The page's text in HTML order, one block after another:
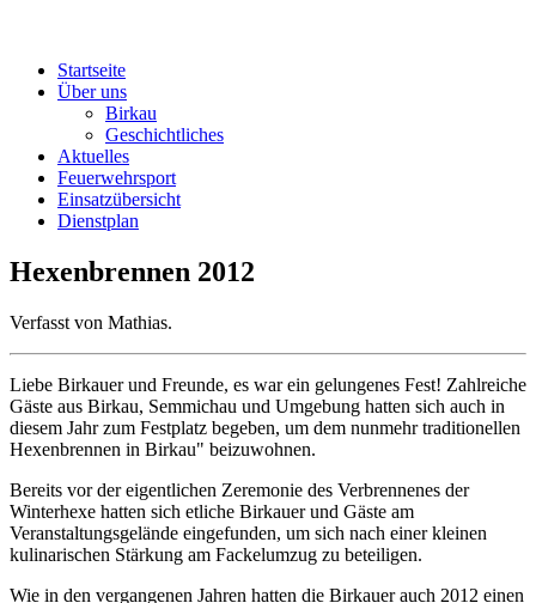
Startseite
Über uns
Birkau
Geschichtliches
Aktuelles
Feuerwehrsport
Einsatzübersicht
Dienstplan
Hexenbrennen 2012
Verfasst von Mathias.
Liebe Birkauer und Freunde, es war ein gelungenes Fest! Zahlreiche
Gäste aus Birkau, Semmichau und Umgebung hatten sich auch in
diesem Jahr zum Festplatz begeben, um dem nunmehr traditionellen
Hexenbrennen in Birkau" beizuwohnen.
Bereits vor der eigentlichen Zeremonie des Verbrennenes der
Winterhexe hatten sich etliche Birkauer und Gäste am
Veranstaltungsgelände eingefunden, um sich nach einer kleinen
kulinarischen Stärkung am Fackelumzug zu beteiligen.
Wie in den vergangenen Jahren hatten die Birkauer auch 2012 einen